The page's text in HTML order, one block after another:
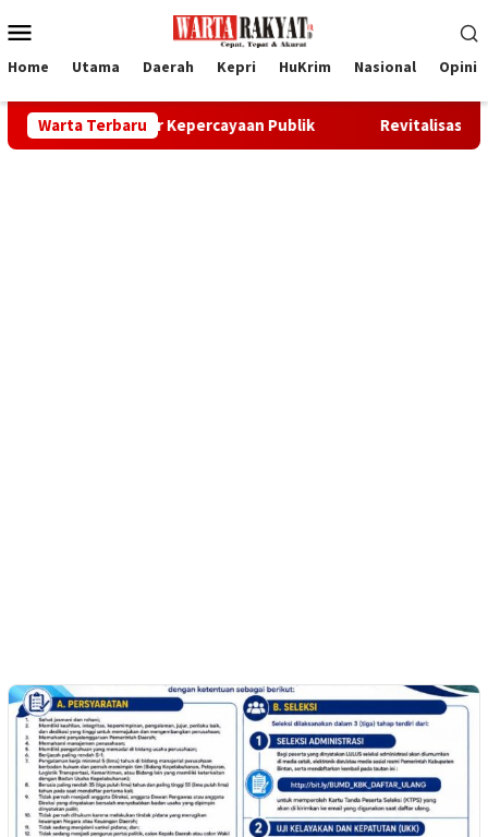
ke
Mobile
Home Utama Daerah Kepri HuKrim Nasional Opini
Warta Terbaru
Pilar Kepercayaan Publik Revitalisasi BPS Karimun